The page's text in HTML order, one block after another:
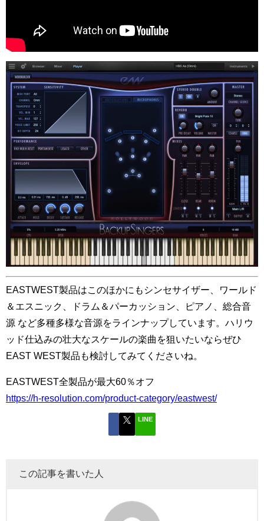
EASTWEST製品はこのほかにもシンセサイザー、ワールド
＆エスニック、ドラム＆パーカッション、ピアノ、総合音
源 など多種多様な音源をラインナップしています。ハリウ
ッド仕込みの壮大なスケールの楽曲を狙いたいならぜひ
EAST WEST製品も検討してみてくださいね。
EASTWEST全製品が最大60％オフ
https://h-resolution.com/product-category/eastwest/
LINE
この記事を書いた人